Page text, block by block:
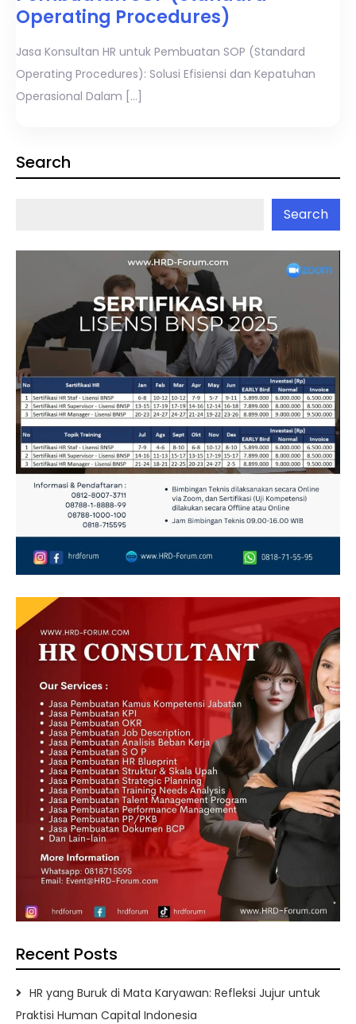
Operating Procedures)
Jasa Konsultan HR untuk Pembuatan SOP (Standard
Operating Procedures): Solusi Efisiensi dan Kepatuhan
Operasional Dalam […]
Search
Search
Recent Posts
HR yang Buruk di Mata Karyawan: Refleksi Jujur untuk
Praktisi Human Capital Indonesia